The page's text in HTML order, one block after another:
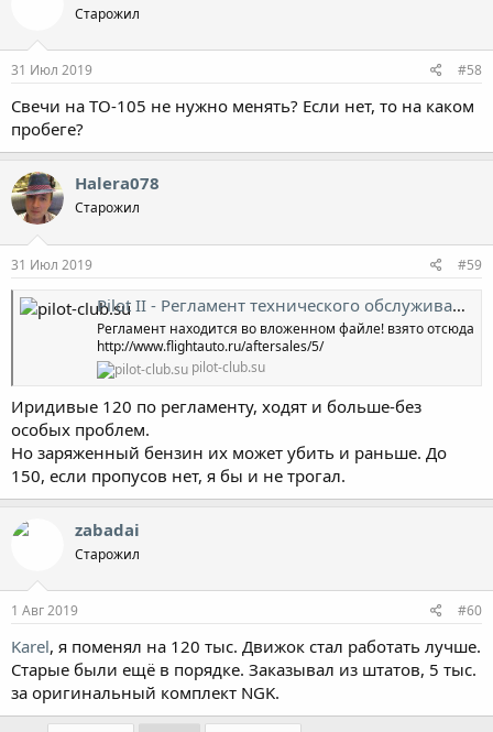
:
Старожил
31 Июл 2019 #58
Свечи на ТО-105 не нужно менять? Если нет, то на каком
пробеге?
Halera078
Старожил
31 Июл 2019 #59
Pilot II - Регламент технического обслуживания Honda Pilot
Регламент находится во вложенном файле! взято отсюда
http://www.flightauto.ru/aftersales/5/
pilot-club.su
Иридивые 120 по регламенту, ходят и больше-без
особых проблем.
Но заряженный бензин их может убить и раньше. До
150, если пропусов нет, я бы и не трогал.
zabadai
Старожил
1 Авг 2019 #60
Karel, я поменял на 120 тыс. Движок стал работать лучше.
Старые были ещё в порядке. Заказывал из штатов, 5 тыс.
за оригинальный комплект NGK.